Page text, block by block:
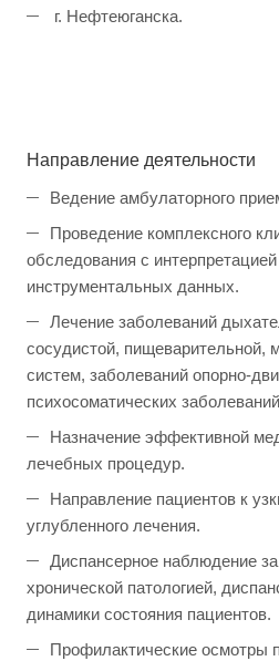
г. Нефтеюганска.
Направление деятельности
Ведение амбулаторного
Проведение комплексного
обследования с
инструментальных данных.
Лечение заболеваний
сосудистой, пищеварительной,
систем, заболеваний опорно-
психосоматических
Назначение эффективной
лечебных процедур.
Направление пациентов к
углубленного лечения.
Диспансерное наблюдение
хронической патологией,
динамики состояния пациентов.
Профилактические осмотры